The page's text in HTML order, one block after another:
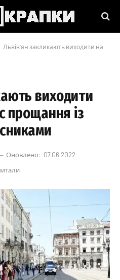
Львів’ян закликають виходити на вулиці під час прощання із загиблими захисниками
виходити
прощання із
Оновлено: 07.06.2022